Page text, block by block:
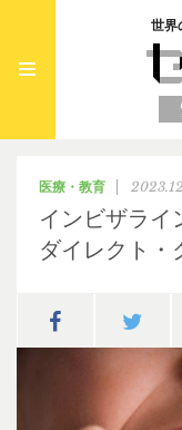
世界
医療・教育
インビザライ
ダイレクト・